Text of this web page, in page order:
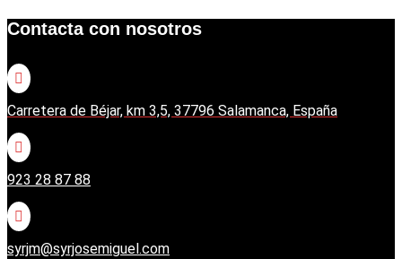
Contacta con nosotros

Carretera de Béjar, km 3,5, 37796 Salamanca, España

923 28 87 88

syrjm@syrjosemiguel.com